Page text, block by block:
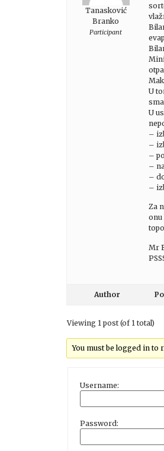
Tanasković
Branko
Participant
U
U
–
–
–
–
–
–
Za
onu
Mr
Author
Viewing 1 post (of 1 total)
You must be logged in to
Username:
Password: